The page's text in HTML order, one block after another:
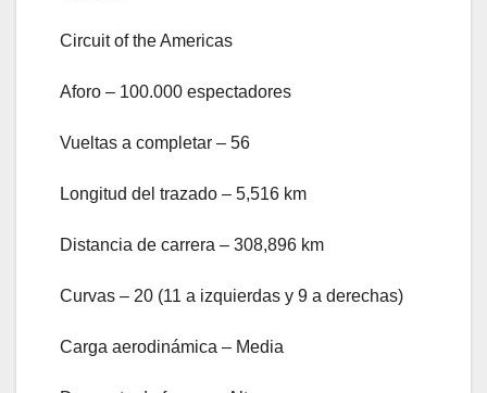
Circuit of the Americas
Aforo – 100.000 espectadores
Vueltas a completar – 56
Longitud del trazado – 5,516 km
Distancia de carrera – 308,896 km
Curvas – 20 (11 a izquierdas y 9 a derechas)
Carga aerodinámica – Media